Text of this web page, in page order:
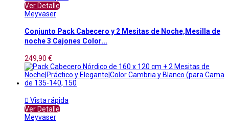
Ver Detalle
Meyvaser
Conjunto Pack Cabecero y 2 Mesitas de Noche,Mesilla de
noche 3 Cajones Color...
249,90 €
 Vista rápida
Ver Detalle
Meyvaser